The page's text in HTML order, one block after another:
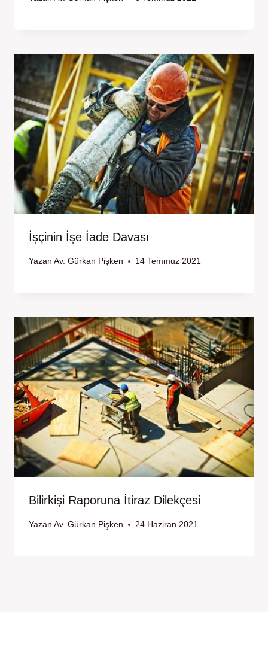
İşçinin İşe İade Davası
Yazan Av. Gürkan Pişken 14 Temmuz 2021
Bilirkişi Raporuna İtiraz Dilekçesi
Yazan Av. Gürkan Pişken 24 Haziran 2021